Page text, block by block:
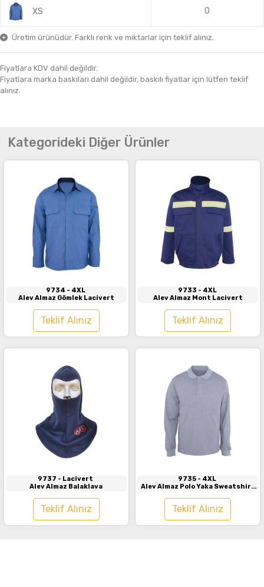
XS 0
Üretim ürünüdür. Farklı renk ve miktarlar için teklif alınız.
Fiyatlara KDV dahil değildir.
Fiyatlara marka baskıları dahil değildir, baskılı fiyatlar için lütfen teklif
alınız.
Kategorideki Diğer Ürünler
9734 - 4XL
Alev Almaz Gömlek Lacivert
Teklif Alınız
9733 - 4XL
Alev Almaz Mont Lacivert
Teklif Alınız
İncele
9737 - Lacivert
Alev Almaz Balaklava
Teklif Alınız
9735 - 4XL
Alev Almaz Polo Yaka Sweatshirt
Gri
Teklif Alınız